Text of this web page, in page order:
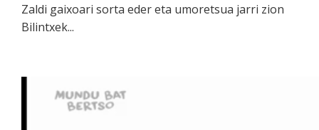
Zaldi gaixoari sorta eder eta umoretsua jarri zion
Bilintxek...